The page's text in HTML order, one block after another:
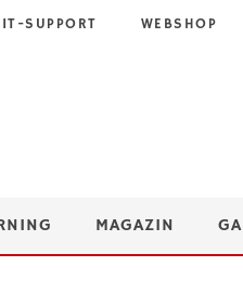
IT-SUPPORT WEBSHOP
MAGAZIN